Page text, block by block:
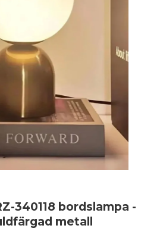
340118 bordslampa -
metall